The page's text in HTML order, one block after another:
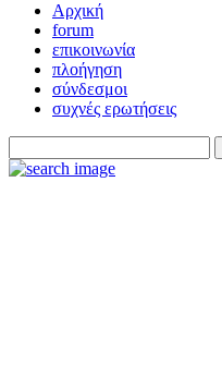
Αρχική
forum
επικοινωνία
πλοήγηση
σύνδεσμοι
συχνές ερωτήσεις